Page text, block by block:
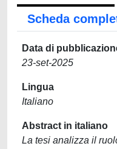
Scheda
Data di
23-set-2025
Lingua
Italiano
Abstract in italiano
La tesi analizza il